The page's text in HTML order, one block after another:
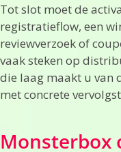
Tot slot moet de
registratieflow, een
reviewverzoek of
vaak steken op
die laag maakt u van
met concrete
Monsterbox